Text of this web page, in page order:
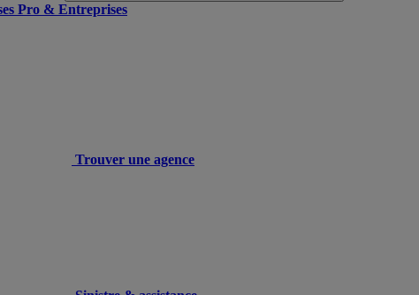
Pro & Entreprises
Trouver une agence